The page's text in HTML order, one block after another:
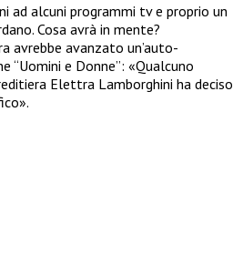
ad alcuni programmi tv e proprio un
Cosa avrà in mente?
avrebbe avanzato un’auto-
“Uomini e Donne”: «Qualcuno
Elettra Lamborghini ha deciso